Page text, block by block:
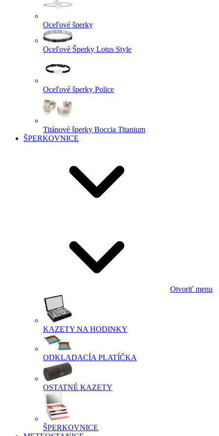
Oceľové šperky
Oceľové Šperky Lotus Style
Oceľové šperky Police
Titánové šperky Boccia Titanium
ŠPERKOVNICE
Otvoriť menu
KAZETY NA HODINKY
ODKLADACÍA PLATÍČKA
OSTATNÉ KAZETY
ŠPERKOVNICE